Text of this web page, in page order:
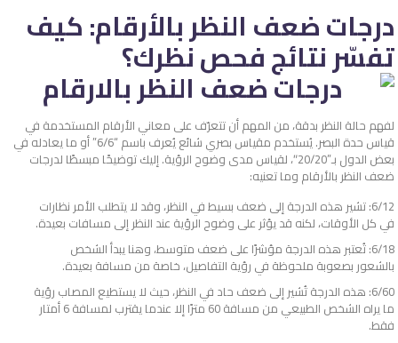
درجات ضعف النظر بالأرقام: كيف
تفسّر نتائج فحص نظرك؟
لفهم حالة النظر بدقة، من المهم أن تتعرّف على معاني الأرقام المستخدمة في
قياس حدة البصر. يُستخدم مقياس بصري شائع يُعرف باسم “6/6” أو ما يعادله في
بعض الدول بـ”20/20″، لقياس مدى وضوح الرؤية. إليك توضيحًا مبسطًا لدرجات
ضعف النظر بالأرقام وما تعنيه:
6/12: تشير هذه الدرجة إلى ضعف بسيط في النظر، وقد لا يتطلب الأمر نظارات
في كل الأوقات، لكنه قد يؤثر على وضوح الرؤية عند النظر إلى مسافات بعيدة.
6/18: تُعتبر هذه الدرجة مؤشرًا على ضعف متوسط، وهنا يبدأ الشخص
بالشعور بصعوبة ملحوظة في رؤية التفاصيل، خاصة من مسافة بعيدة.
6/60: هذه الدرجة تُشير إلى ضعف حاد في النظر، حيث لا يستطيع المصاب رؤية
ما يراه الشخص الطبيعي من مسافة 60 مترًا إلا عندما يقترب لمسافة 6 أمتار
فقط.